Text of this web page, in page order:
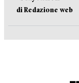
di Redazione web